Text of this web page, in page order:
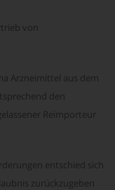
von
Arzneimittel aus dem
den
Reimporteur
entschied sich
zurückzugeben